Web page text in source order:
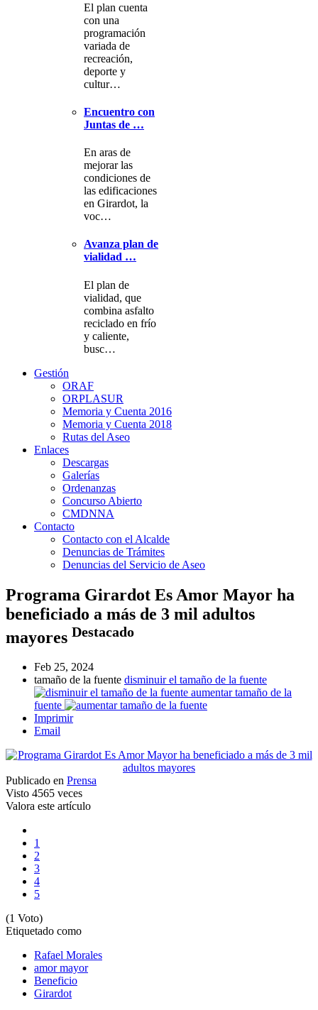
El plan cuenta
con una
programación
variada de
recreación,
deporte y
cultur…
Encuentro con
Juntas de …
En aras de
mejorar las
condiciones de
las edificaciones
en Girardot, la
voc…
Avanza plan de
vialidad …
El plan de
vialidad, que
combina asfalto
reciclado en frío
y caliente,
busc…
Gestión
ORAF
ORPLASUR
Memoria y Cuenta 2016
Memoria y Cuenta 2018
Rutas del Aseo
Enlaces
Descargas
Galerías
Ordenanzas
Concurso Abierto
CMDNNA
Contacto
Contacto con el Alcalde
Denuncias de Trámites
Denuncias del Servicio de Aseo
Programa Girardot Es Amor Mayor ha
beneficiado a más de 3 mil adultos
mayores Destacado
Feb 25, 2024
tamaño de la fuente disminuir el tamaño de la fuente
aumentar tamaño de la
fuente
Imprimir
Email
Publicado en Prensa
Visto 4565 veces
Valora este artículo
1
2
3
4
5
(1 Voto)
Etiquetado como
Rafael Morales
amor mayor
Beneficio
Girardot